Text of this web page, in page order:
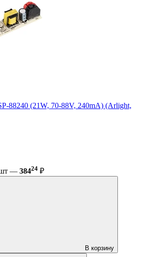
88240 (21W, 70-88V, 240mA) (Arlight,
шт — 38424 ₽
В корзину